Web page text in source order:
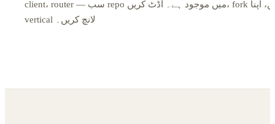
client، router — سب repo میں موجود ہے۔ آڈٹ کریں، fork کریں، اپنا
vertical لانچ کریں۔